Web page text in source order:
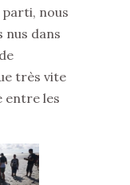
parti, nous
nus dans
très vite
entre les